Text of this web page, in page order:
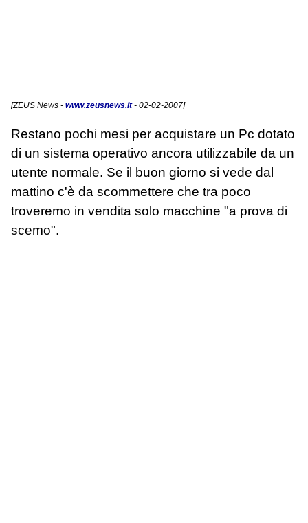
[ZEUS News - www.zeusnews.it- 02-02-2007]
Restano pochi mesi per acquistare un Pc dotato
di un sistema operativo ancora utilizzabile da un
utente normale. Se il buon giorno si vede dal
mattino c'è da scommettere che tra poco
troveremo in vendita solo macchine "a prova di
scemo".